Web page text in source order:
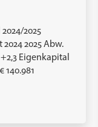
2024/2025
2025 Abw.
Eigenkapital
140.981